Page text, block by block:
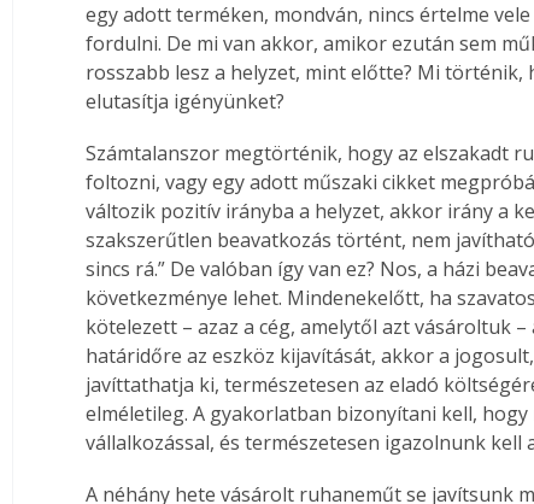
egy adott terméken, mondván, nincs értelme
fordulni. De mi van akkor, amikor ezután sem
rosszabb lesz a helyzet, mint előtte? Mi
elutasítja igényünket?
Számtalanszor megtörténik, hogy az elszakadt
foltozni, vagy egy adott műszaki cikket
változik pozitív irányba a helyzet, akkor irány a
szakszerűtlen beavatkozás történt, nem
sincs rá.” De valóban így van ez? Nos, a házi
következménye lehet. Mindenekelőtt, ha
kötelezett – azaz a cég, amelytől azt vásároltuk
határidőre az eszköz kijavítását, akkor a
javíttathatja ki, természetesen az eladó
elméletileg. A gyakorlatban bizonyítani kell,
vállalkozással, és természetesen igazolnunk
A néhány hete vásárolt ruhaneműt se javítsunk